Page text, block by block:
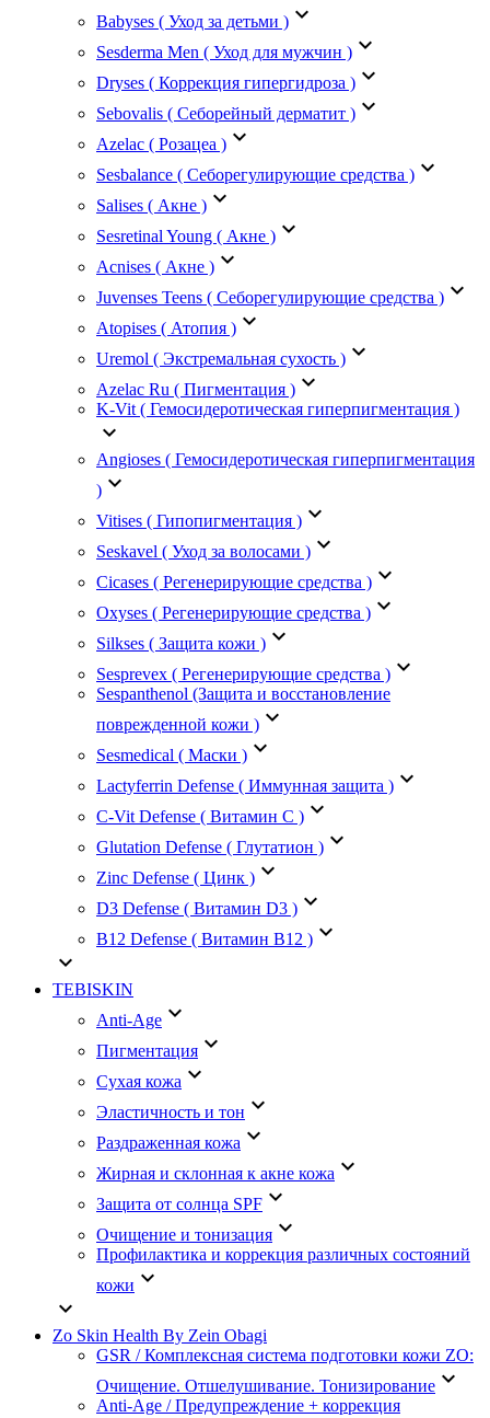
Babyses ( Уход за детьми ) keyboard_arrow_down
Sesderma Men ( Уход для мужчин ) keyboard_arrow_down
Dryses ( Коррекция гипергидроза ) keyboard_arrow_down
Sebovalis ( Себорейный дерматит ) keyboard_arrow_down
Azelac ( Розацеа ) keyboard_arrow_down
Sesbalance ( Себорегулирующие средства ) keyboard_arrow_down
Salises ( Акне ) keyboard_arrow_down
Sesretinal Young ( Акне ) keyboard_arrow_down
Acnises ( Акне ) keyboard_arrow_down
Juvenses Teens ( Себорегулирующие средства ) keyboard_arrow_down
Atopises ( Атопия ) keyboard_arrow_down
Uremol ( Экстремальная сухость ) keyboard_arrow_down
Azelac Ru ( Пигментация ) keyboard_arrow_down
K-Vit ( Гемосидеротическая гиперпигментация )
keyboard_arrow_down
Angioses ( Гемосидеротическая гиперпигментация
) keyboard_arrow_down
Vitises ( Гипопигментация ) keyboard_arrow_down
Seskavel ( Уход за волосами ) keyboard_arrow_down
Cicases ( Регенерирующие средства ) keyboard_arrow_down
Oxyses ( Регенерирующие средства ) keyboard_arrow_down
Silkses ( Защита кожи ) keyboard_arrow_down
Sesprevex ( Регенерирующие средства ) keyboard_arrow_down
Sespanthenol (Защита и восстановление
поврежденной кожи ) keyboard_arrow_down
Sesmedical ( Маски ) keyboard_arrow_down
Lactyferrin Defense ( Иммунная защита ) keyboard_arrow_down
C-Vit Defense ( Витамин С ) keyboard_arrow_down
Glutation Defense ( Глутатион ) keyboard_arrow_down
Zinc Defense ( Цинк ) keyboard_arrow_down
D3 Defense ( Витамин D3 ) keyboard_arrow_down
B12 Defense ( Витамин B12 ) keyboard_arrow_down
keyboard_arrow_down
TEBISKIN
Anti-Age keyboard_arrow_down
Пигментация keyboard_arrow_down
Сухая кожа keyboard_arrow_down
Эластичность и тон keyboard_arrow_down
Раздраженная кожа keyboard_arrow_down
Жирная и склонная к акне кожа keyboard_arrow_down
Защита от солнца SPF keyboard_arrow_down
Очищение и тонизация keyboard_arrow_down
Профилактика и коррекция различных состояний
кожи keyboard_arrow_down
keyboard_arrow_down
Zo Skin Health By Zein Obagi
GSR / Комплексная система подготовки кожи ZO:
Очищение. Отшелушивание. Тонизирование keyboard_arrow_down
Anti-Age / Предупреждение + коррекция